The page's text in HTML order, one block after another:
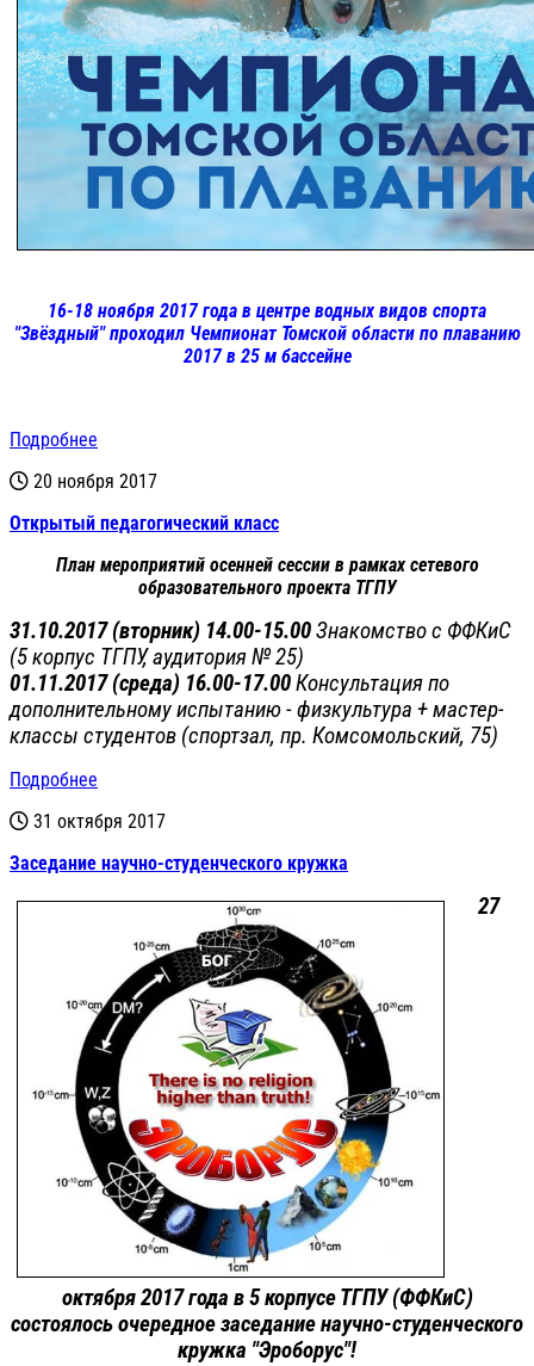
16-18 ноября 2017 года в центре водных видов спорта
"Звёздный" проходил Чемпионат Томской области по плаванию
2017 в 25 м бассейне
Подробнее
20 ноября 2017
Открытый педагогический класс
План мероприятий осенней сессии в рамках сетевого
образовательного проекта ТГПУ
31.10.2017 (вторник) 14.00-15.00Знакомство с ФФКиС
(5 корпус ТГПУ, аудитория № 25)
01.11.2017 (среда) 16.00-17.00Консультация по
дополнительному испытанию - физкультура + мастер-
классы студентов (спортзал, пр. Комсомольский, 75)
Подробнее
31 октября 2017
Заседание научно-студенческого кружка
27
октября 2017 года в 5 корпусе ТГПУ (ФФКиС)
состоялось очередное заседание научно-студенческого
кружка "Эроборус"!